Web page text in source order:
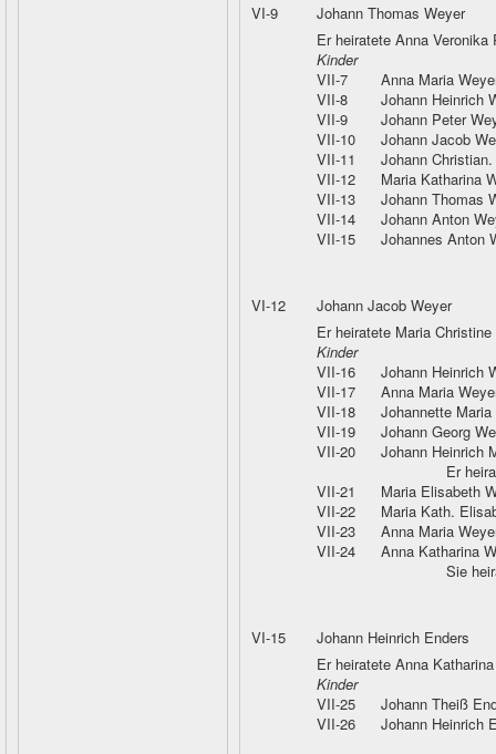
VI-9
Johann Thomas Weyer
Er heiratete Anna Veronika
Kinder
VII-7
Anna Maria
VII-8
Johann Heinrich
VII-9
Johann Peter
VII-10
Johann Jacob
VII-11
Johann
VII-12
Maria Katharina
VII-13
Johann Thomas
VII-14
Johann Anton
VII-15
Johannes Anton
VI-12
Johann Jacob Weyer
Er heiratete Maria Christine
Kinder
VII-16
Johann Heinrich
VII-17
Anna Maria
VII-18
Johannette Maria
VII-19
Johann Georg
VII-20
Johann Heinrich
Er
VII-21
Maria Elisabeth
VII-22
Maria Kath.
VII-23
Anna Maria
VII-24
Anna Katharina
Sie
VI-15
Johann Heinrich Enders
Er heiratete Anna
Kinder
VII-25
Johann Theiß
VII-26
Johann Heinrich